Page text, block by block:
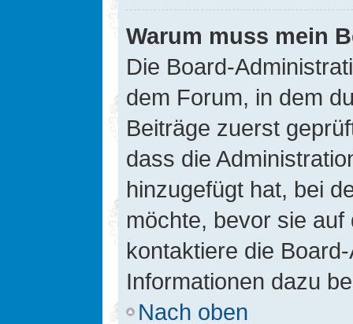
Warum muss mein
Die Board-
dem Forum, in dem
Beiträge zuerst
dass die
hinzugefügt hat, bei
möchte, bevor sie
kontaktiere die
Informationen dazu
Nach oben